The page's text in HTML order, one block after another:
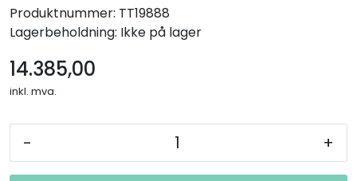
Produktnummer: TT19888
Lagerbeholdning: Ikke på lager
14.385,00
inkl. mva.
- +